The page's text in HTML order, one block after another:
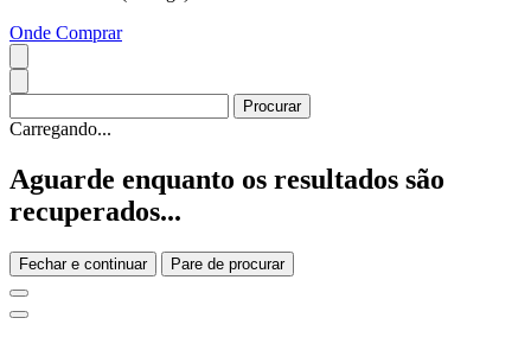
Onde Comprar
Carregando...
Aguarde enquanto os resultados são
recuperados...
Fechar e continuar Pare de procurar